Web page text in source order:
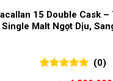
15 Double Cask –
Single Malt Ngọt Dịu,
(0)